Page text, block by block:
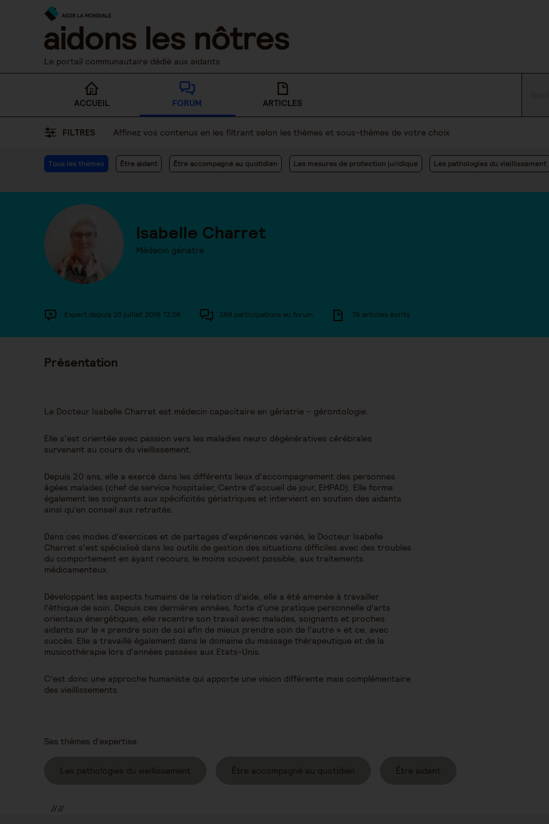
Le portail communautaire dédié aux aidants
ACCUEIL FORUM ARTICLES
FILTRES Affinez vos contenus en les filtrant selon les thèmes et sous-thèmes de votre choix
Tous les thèmes Être aidant Être accompagné au quotidien Les mesures de protection juridique Les pathologies du vieillissement
Isabelle Charret
Médecin gériatre
Expert depuis 25 juillet 2016 12:06 288 participations au forum 76 articles écrits
Présentation
Le Docteur Isabelle Charret est médecin capacitaire en gériatrie – gérontologie.
Elle s’est orientée avec passion vers les maladies neuro dégénératives cérébrales
survenant au cours du vieillissement.
Depuis 20 ans, elle a exercé dans les différents lieux d’accompagnement des personnes
âgées malades (chef de service hospitalier, Centre d’accueil de jour, EHPAD). Elle forme
également les soignants aux spécificités gériatriques et intervient en soutien des aidants
ainsi qu’en conseil aux retraités.
Dans ces modes d’exercices et de partages d’expériences variés, le Docteur Isabelle
Charret s’est spécialisé dans les outils de gestion des situations difficiles avec des troubles
du comportement en ayant recours, le moins souvent possible, aux traitements
médicamenteux.
Développant les aspects humains de la relation d’aide, elle a été amenée à travailler
l’éthique de soin. Depuis ces dernières années, forte d’une pratique personnelle d’arts
orientaux énergétiques, elle recentre son travail avec malades, soignants et proches
aidants sur le « prendre soin de soi afin de mieux prendre soin de l’autre » et ce, avec
succès. Elle a travaillé également dans le domaine du massage thérapeutique et de la
musicothérapie lors d’années passées aux Etats-Unis.
C’est donc une approche humaniste qui apporte une vision différente mais complémentaire
des vieillissements.
Ses thèmes d'expertise
Les pathologies du vieillissement Être accompagné au quotidien Être aidant
////